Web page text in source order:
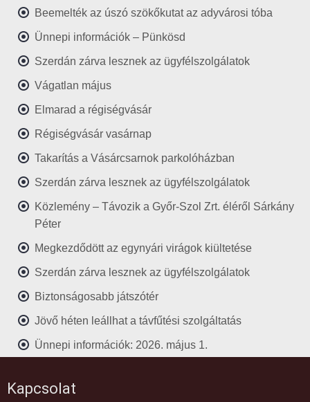
Beemelték az úszó szökőkutat az adyvárosi tóba
Ünnepi információk – Pünkösd
Szerdán zárva lesznek az ügyfélszolgálatok
Vágatlan május
Elmarad a régiségvásár
Régiségvásár vasárnap
Takarítás a Vásárcsarnok parkolóházban
Szerdán zárva lesznek az ügyfélszolgálatok
Közlemény – Távozik a Győr-Szol Zrt. éléről Sárkány
Péter
Megkezdődött az egynyári virágok kiültetése
Szerdán zárva lesznek az ügyfélszolgálatok
Biztonságosabb játszótér
Jövő héten leállhat a távfűtési szolgáltatás
Ünnepi információk: 2026. május 1.
Kapcsolat